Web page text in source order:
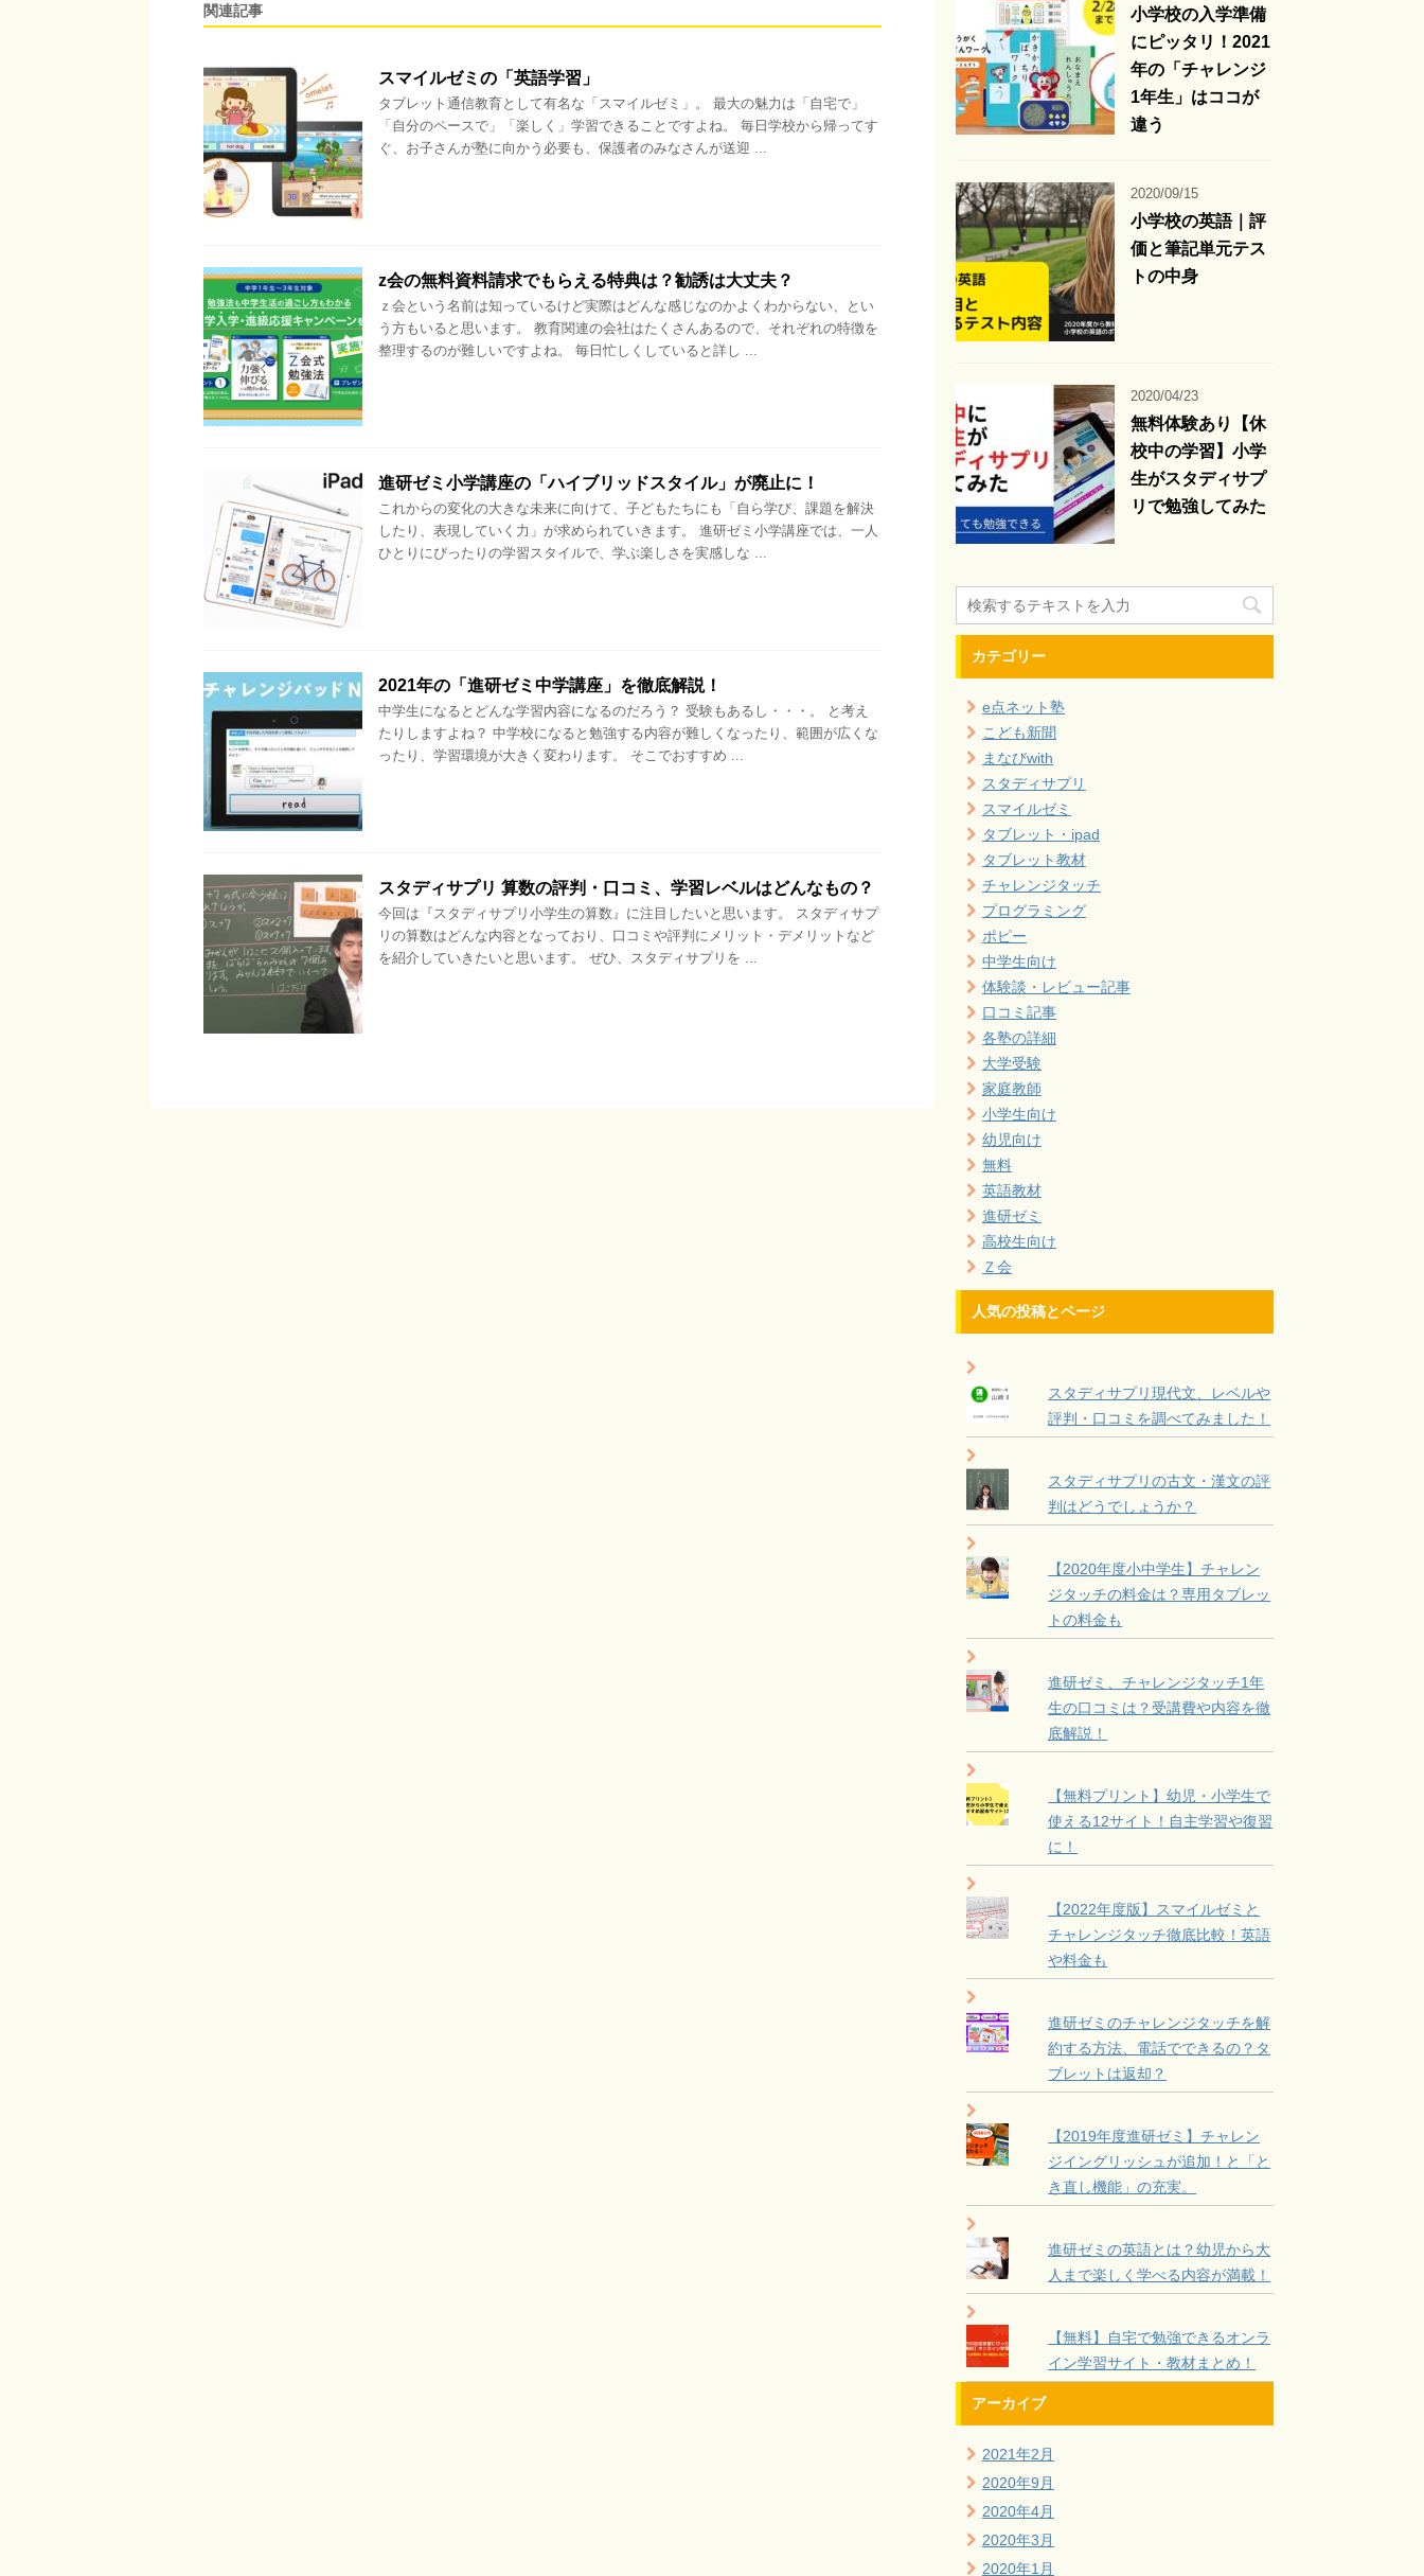
関連記事
スマイルゼミの「英語学習」
タブレット通信教育として有名な「スマイルゼミ」。 最大の魅力は「自宅で」
「自分のペースで」「楽しく」学習できることですよね。 毎日学校から帰ってす
ぐ、お子さんが塾に向かう必要も、保護者のみなさんが送迎 ...
z会の無料資料請求でもらえる特典は？勧誘は大丈夫？
ｚ会という名前は知っているけど実際はどんな感じなのかよくわからない、とい
う方もいると思います。 教育関連の会社はたくさんあるので、それぞれの特徴を
整理するのが難しいですよね。 毎日忙しくしていると詳し ...
進研ゼミ小学講座の「ハイブリッドスタイル」が廃止に！
これからの変化の大きな未来に向けて、子どもたちにも「自ら学び、課題を解決
したり、表現していく力」が求められていきます。 進研ゼミ小学講座では、一人
ひとりにぴったりの学習スタイルで、学ぶ楽しさを実感しな ...
2021年の「進研ゼミ中学講座」を徹底解説！
中学生になるとどんな学習内容になるのだろう？ 受験もあるし・・・。 と考え
たりしますよね？ 中学校になると勉強する内容が難しくなったり、範囲が広くな
ったり、学習環境が大きく変わります。 そこでおすすめ ...
スタディサプリ 算数の評判・口コミ、学習レベルはどんなもの？
今回は『スタディサプリ小学生の算数』に注目したいと思います。 スタディサプ
リの算数はどんな内容となっており、口コミや評判にメリット・デメリットなど
を紹介していきたいと思います。 ぜひ、スタディサプリを ...
小学校の入学準備
にピッタリ！2021
年の「チャレンジ
1年生」はココが
違う
2020/09/15
小学校の英語｜評
価と筆記単元テス
トの中身
2020/04/23
無料体験あり【休
校中の学習】小学
生がスタディサプ
リで勉強してみた
カテゴリー
e点ネット塾
こども新聞
まなびwith
スタディサプリ
スマイルゼミ
タブレット・ipad
タブレット教材
チャレンジタッチ
プログラミング
ポピー
中学生向け
体験談・レビュー記事
口コミ記事
各塾の詳細
大学受験
家庭教師
小学生向け
幼児向け
無料
英語教材
進研ゼミ
高校生向け
Ｚ会
人気の投稿とページ
スタディサプリ現代文、レベルや
評判・口コミを調べてみました！
スタディサプリの古文・漢文の評
判はどうでしょうか？
【2020年度小中学生】チャレン
ジタッチの料金は？専用タブレッ
トの料金も
進研ゼミ、チャレンジタッチ1年
生の口コミは？受講費や内容を徹
底解説！
【無料プリント】幼児・小学生で
使える12サイト！自主学習や復習
に！
【2022年度版】スマイルゼミと
チャレンジタッチ徹底比較！英語
や料金も
進研ゼミのチャレンジタッチを解
約する方法、電話でできるの？タ
ブレットは返却？
【2019年度進研ゼミ】チャレン
ジイングリッシュが追加！と「と
き直し機能」の充実。
進研ゼミの英語とは？幼児から大
人まで楽しく学べる内容が満載！
【無料】自宅で勉強できるオンラ
イン学習サイト・教材まとめ！
アーカイブ
2021年2月
2020年9月
2020年4月
2020年3月
2020年1月